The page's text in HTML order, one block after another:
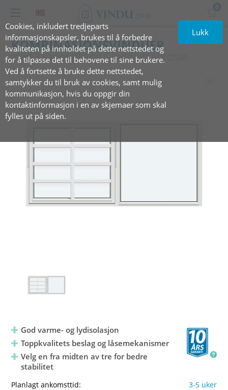
Cookies, inkludert tredjeparts
informasjonskapsler, brukes til å forbedre
kvaliteten på innholdet på dette nettstedet og
for å tilpasse det til behovene til sine brukere.
Ved å fortsette å bruke dette nettstedet,
samtykker du til bruk av cookies, samt mulig
kommunikasjon, hvis du oppgir din
kontaktinformasjon i en av skjemaer som skal
fylles ut på siden.
Lukk
0
KOMBINASJONSVINDUER
med 3 vannrette‏‏‎ ‎og 1 loddrett‏‏‎‏‏‎ ‎sprosse
God varme- og lydisolasjon
Toppkvalitets beslag og låsemekanismer
Velg en fra midten av tre for bedre
stabilitet
Planlagt ankomsttid: 3-5 uker